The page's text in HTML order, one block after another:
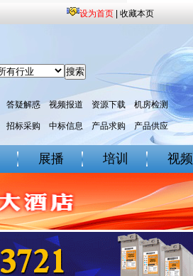
设为首页 收藏本页
答疑解惑 视频报道 资源下载 机房检测
招标采购 中标信息 产品求购 产品供应
展播 培训 视频